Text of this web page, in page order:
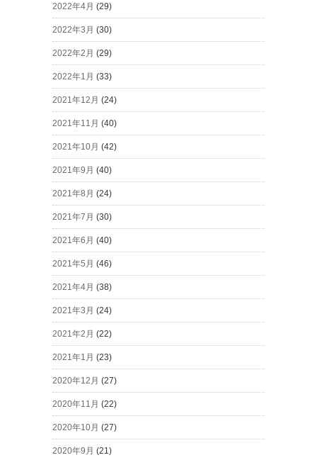
2022年4月 (29)
2022年3月 (30)
2022年2月 (29)
2022年1月 (33)
2021年12月 (24)
2021年11月 (40)
2021年10月 (42)
2021年9月 (40)
2021年8月 (24)
2021年7月 (30)
2021年6月 (40)
2021年5月 (46)
2021年4月 (38)
2021年3月 (24)
2021年2月 (22)
2021年1月 (23)
2020年12月 (27)
2020年11月 (22)
2020年10月 (27)
2020年9月 (21)